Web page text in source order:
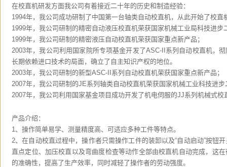
在校直机研发方面我公司有着接近二十年的历史和制造经验：
1994年，我公司成功研制了中国第一台轴类自动校直机，从此开始了校直
1999年，我公司研制的精密自动液压校直机荣获国家机械工业局科技进步
1999年，我公司研制的精密液压自动校直机荣获国家重点新产品；
2003年，我公司利用国家院所专项基金开发了ASC-II系列自动校直机，
长期依赖进口技术的局面，确立了自主知识产权的地位。
2003年，我公司研制的新型ASC-II系列自动校直机荣获国家重点新产品；
2007年，我公司研制的JE系列轴类自动校直机荣获国家机械工业科技进步
2007年，我公司利用国家基金项目成功开发了机电伺服的JJ系列机械式校
产品介绍：
1、操作简单易学、测量精度高、可适应多种工件等特点。
2、在自动校直过程中，操作者只需操作工件的装卸以及“自动启动”按钮
直点定位、加压校直以及弯曲度检查等动作全部由校直机自动完成，这
的准确性，提高了生产效率，同时减轻了操作者的劳动强度。